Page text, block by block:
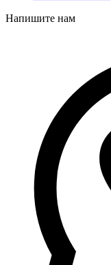
Напишите нам